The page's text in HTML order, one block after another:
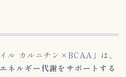
ル カルニチン×BCAA」は、
ネルギー代謝をサポートする